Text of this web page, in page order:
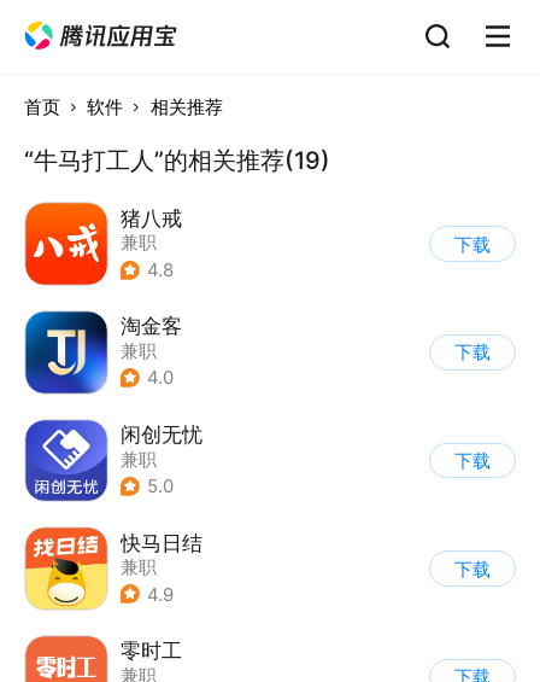
首页 软件 相关推荐
“牛马打工人”的相关推荐(19)
猪八戒
兼职
4.8
下载
淘金客
兼职
4.0
下载
闲创无忧
兼职
5.0
下载
快马日结
兼职
4.9
下载
零时工
兼职
下载